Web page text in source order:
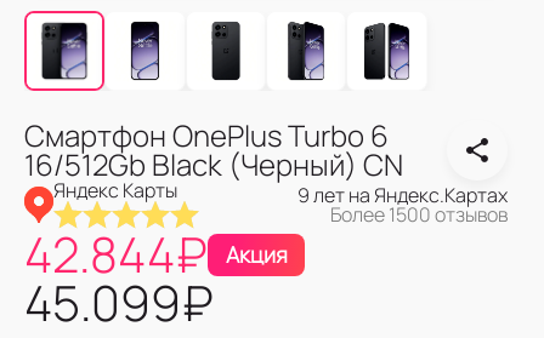
Смартфон OnePlus Turbo 6
16/512Gb Black (Черный) CN
Яндекс Карты 9 лет на Яндекс.Картах
Более 1500 отзывов
42.844₽ Акция
45.099₽